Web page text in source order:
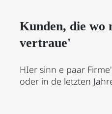
Kunden, die wo
vertraue'
HIer sinn e paar
oder in de letzten